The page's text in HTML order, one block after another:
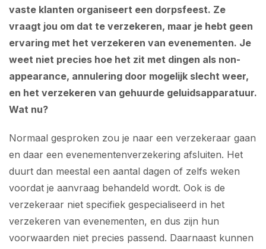
vaste klanten organiseert een dorpsfeest. Ze
vraagt jou om dat te verzekeren, maar je hebt geen
ervaring met het verzekeren van evenementen. Je
weet niet precies hoe het zit met dingen als non-
appearance, annulering door mogelijk slecht weer,
en het verzekeren van gehuurde geluidsapparatuur.
Wat nu?
Normaal gesproken zou je naar een verzekeraar gaan
en daar een evenementenverzekering afsluiten. Het
duurt dan meestal een aantal dagen of zelfs weken
voordat je aanvraag behandeld wordt. Ook is de
verzekeraar niet specifiek gespecialiseerd in het
verzekeren van evenementen, en dus zijn hun
voorwaarden niet precies passend. Daarnaast kunnen